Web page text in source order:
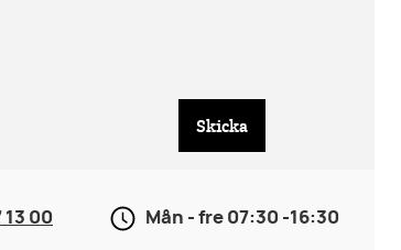
Skicka
13 00 Mån - fre 07:30 -16:30